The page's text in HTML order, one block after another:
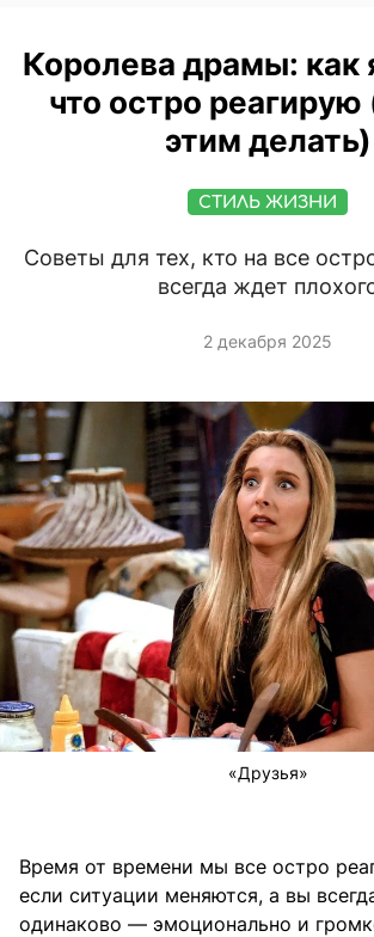
Королева драмы: как
что остро реагирую
этим делать)
СТИЛЬ ЖИЗНИ
Советы для тех, кто на все
всегда ждет
2 декабря 2025
«Друзья»
Время от времени мы все остро
если ситуации меняются, а вы
одинаково — эмоционально и